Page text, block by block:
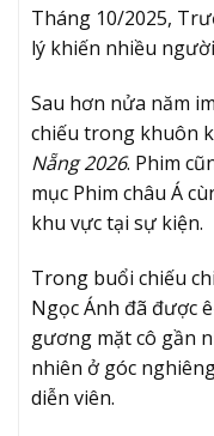
Tháng 10/2025,
lý khiến nhiều
Sau hơn nửa năm
chiếu trong khuôn
Nẵng 2026. Phim
mục Phim châu Á
khu vực tại sự kiện.
Trong buổi chiếu
Ngọc Ánh đã được
gương mặt cô gần
nhiên ở góc
diễn viên.